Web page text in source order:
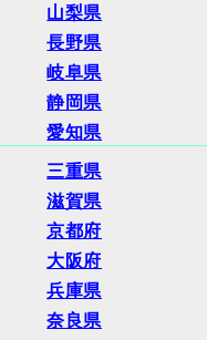
山梨県
長野県
岐阜県
静岡県
愛知県
三重県
滋賀県
京都府
大阪府
兵庫県
奈良県